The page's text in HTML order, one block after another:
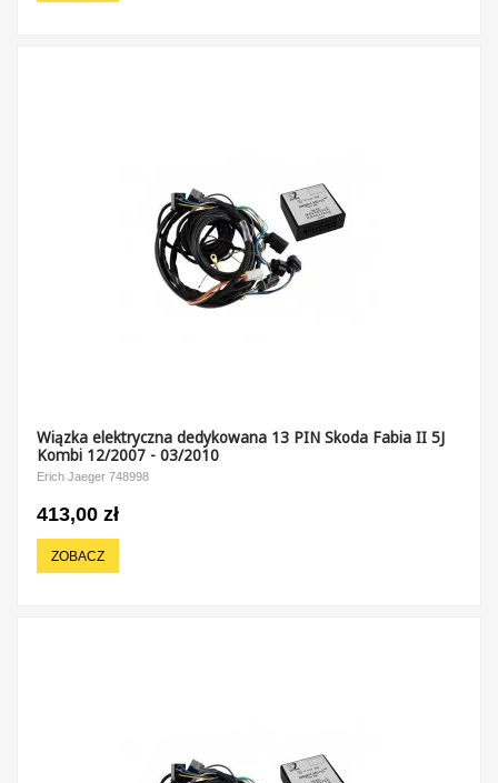
Wiązka elektryczna dedykowana 13 PIN Skoda Fabia II 5J
Kombi 12/2007 - 03/2010
Erich Jaeger 748998
413,00 zł
ZOBACZ